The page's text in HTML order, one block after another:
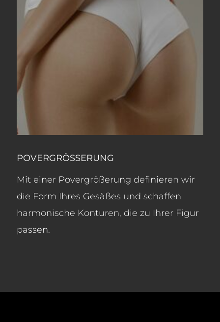
POVERGRÖSSERUNG
Mit einer Povergrößerung definieren wir
die Form Ihres Gesäßes und schaffen
harmonische Konturen, die zu Ihrer Figur
passen.